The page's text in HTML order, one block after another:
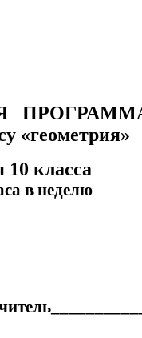
«геометрия»
10 класса
в неделю